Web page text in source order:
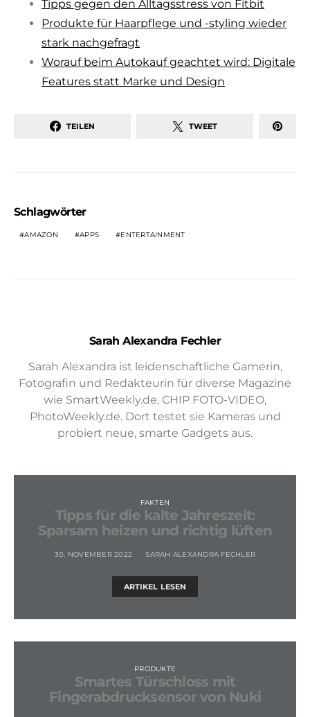
Tipps gegen den Alltagsstress von Fitbit
Produkte für Haarpflege und -styling wieder
stark nachgefragt
Worauf beim Autokauf geachtet wird: Digitale
Features statt Marke und Design
TEILEN TWEET
Schlagwörter
AMAZON APPS ENTERTAINMENT
Sarah Alexandra Fechler
Sarah Alexandra ist leidenschaftliche Gamerin,
Fotografin und Redakteurin für diverse Magazine
wie SmartWeekly.de, CHIP FOTO-VIDEO,
PhotoWeekly.de. Dort testet sie Kameras und
probiert neue, smarte Gadgets aus.
FAKTEN
Tipps für die kalte Jahreszeit:
Sparsam heizen und richtig lüften
30. NOVEMBER 2022 SARAH ALEXANDRA FECHLER
ARTIKEL LESEN
PRODUKTE
Smartes Türschloss mit
Fingerabdrucksensor von Nuki